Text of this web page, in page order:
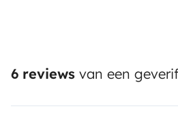
6 reviews van een